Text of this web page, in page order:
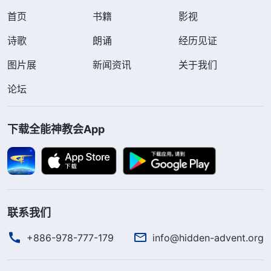
首页 书籍
影视
诗歌
朗诵
经历见证
图片展
新闻资讯
关于我们
论坛
下载全能神教会App
联系我们
+886-978-777-179 info@hidden-advent.org